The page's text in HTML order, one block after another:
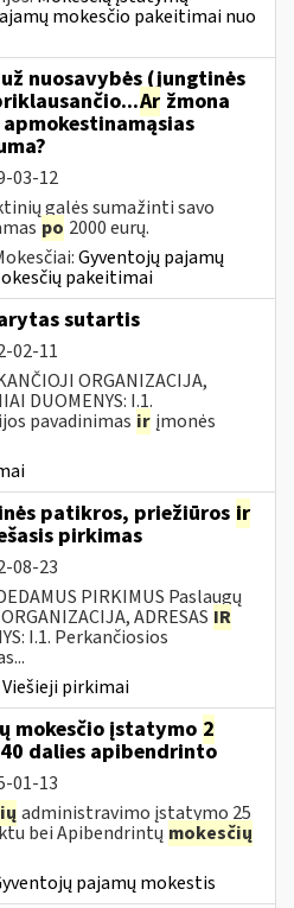
mokesčio pakeitimai nuo
nuosavybės (jungtinės
Ar žmona
03-12
galės sumažinti savo
po 2000 eurų.
Gyventojų pajamų
pakeitimai
sutartis
02-11
ORGANIZACIJA,
DUOMENYS: I.1.
pavadinimas ir įmonės
patikros, priežiūros ir
pirkimas
08-23
PIRKIMUS Paslaugų
ADRESAS IR
I.1. Perkančiosios
Viešieji pirkimai
mokesčio įstatymo 2
40 dalies apibendrinto
01-13
administravimo įstatymo 25
bei Apibendrintų mokesčių
pajamų mokestis